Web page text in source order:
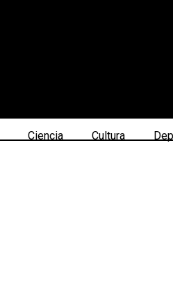
Ciencia Cultura